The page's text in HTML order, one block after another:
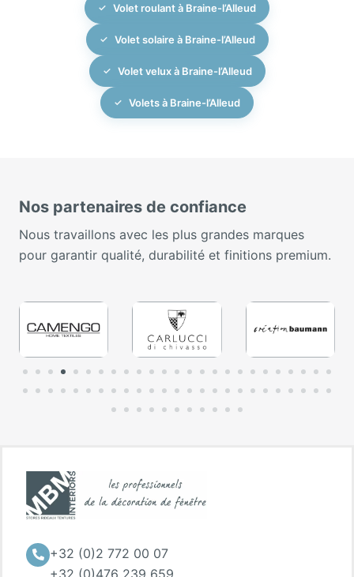
Volet roulant à Braine-l’Alleud
Volet solaire à Braine-l’Alleud
Volet velux à Braine-l’Alleud
Volets à Braine-l’Alleud
Nos partenaires de confiance
Nous travaillons avec les plus grandes marques
pour garantir qualité, durabilité et finitions premium.
+32 (0)2 772 00 07
+32 (0)476 239 659